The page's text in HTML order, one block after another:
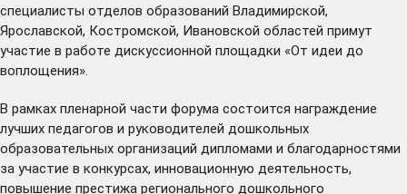
специалисты отделов образований Владимирской,
Ярославской, Костромской, Ивановской областей примут
участие в работе дискуссионной площадки «От идеи до
воплощения».
В рамках пленарной части форума состоится награждение
лучших педагогов и руководителей дошкольных
образовательных организаций дипломами и благодарностями
за участие в конкурсах, инновационную деятельность,
повышение престижа регионального дошкольного